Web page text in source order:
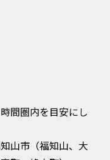
間圏内を目安にし
山市（福知山、大